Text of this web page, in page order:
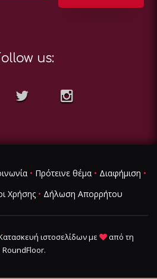
us:
• Πρότεινε θέμα• Διαφήμιση •
Χρήσης • Δήλωση Απορρήτου
ιστοσελίδωνμε
από τη
RoundFloor.